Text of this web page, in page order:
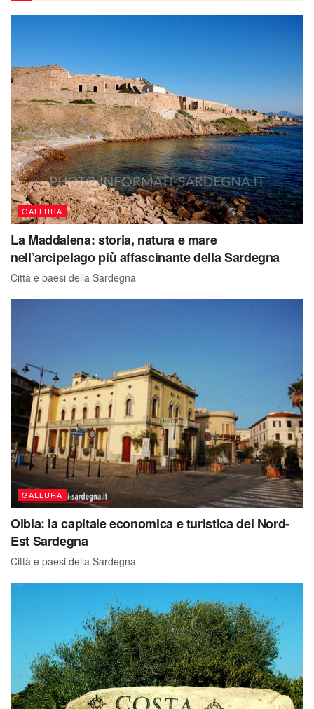
GALLURA
La Maddalena: storia, natura e mare
nell’arcipelago più affascinante della Sardegna
Città e paesi della Sardegna
GALLURA
Olbia: la capitale economica e turistica del Nord-
Est Sardegna
Città e paesi della Sardegna